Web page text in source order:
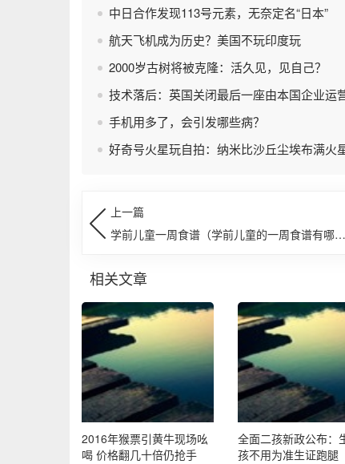
中日合作发现113号元素，无奈定名“日本”
航天飞机成为历史？美国不玩印度玩
2000岁古树将被克隆：活久见，见自己？
技术落后：英国关闭最后一座由本国企业运
手机用多了，会引发哪些病？
好奇号火星玩自拍：纳米比沙丘尘埃布满火
上一篇
学前儿童一周食谱（学前儿童的一周食谱有哪
相关文章
2016年猴票引黄牛现场吆
喝 价格翻几十倍仍抢手
全面二孩新政公布：
孩不用为准生证跑腿